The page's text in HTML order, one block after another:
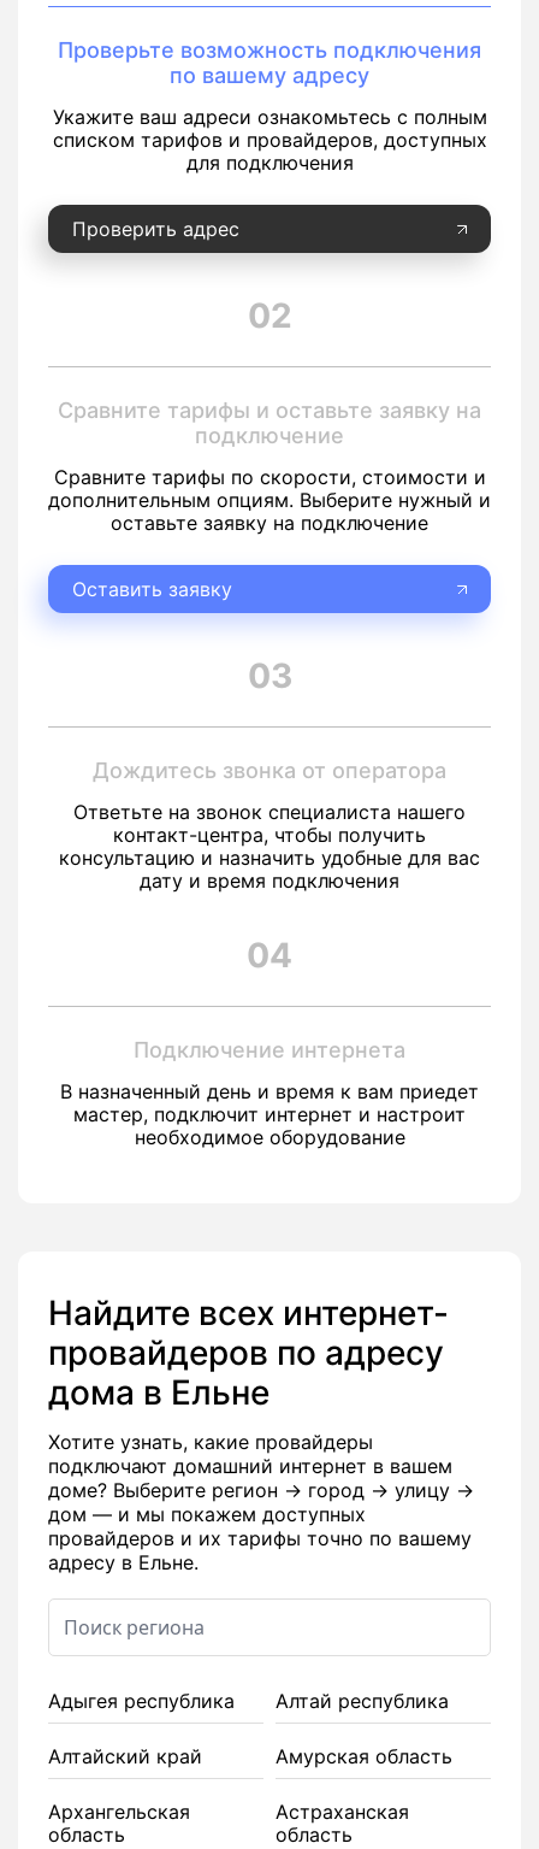
Проверьте возможность подключения
по вашему адресу
Укажите ваш адреси ознакомьтесь с полным
списком тарифов и провайдеров, доступных
для подключения
Проверить адрес
02
Сравните тарифы и оставьте заявку на
подключение
Сравните тарифы по скорости, стоимости и
дополнительным опциям. Выберите нужный и
оставьте заявку на подключение
Оставить заявку
03
Дождитесь звонка от оператора
Ответьте на звонок специалиста нашего
контакт-центра, чтобы получить
консультацию и назначить удобные для вас
дату и время подключения
04
Подключение интернета
В назначенный день и время к вам приедет
мастер, подключит интернет и настроит
необходимое оборудование
Найдите всех интернет-
провайдеров по адресу
дома в Ельне
Хотите узнать, какие провайдеры
подключают домашний интернет в вашем
доме? Выберите регион → город → улицу →
дом — и мы покажем доступных
провайдеров и их тарифы точно по вашему
адресу в Ельне.
Адыгея республика Алтай республика
Алтайский край Амурская область
Архангельская
область
Астраханская
область